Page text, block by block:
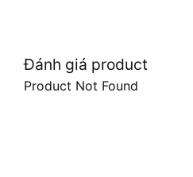
Đánh giá product
Product Not Found